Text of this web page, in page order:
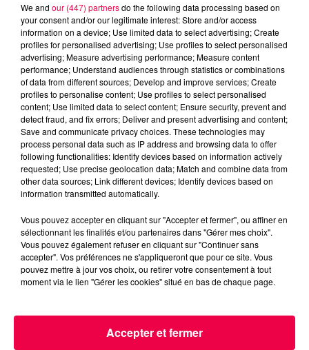
Flash infos
Crédit :Flash infos
podcasts/2022/02/2022-02-22-09-51-
16_20220222_CC.mp3
We and our (447) partnersdo the following data processing based on
your consent and/or our legitimate interest: Store and/or access
information on a device; Use limited data to select advertising; Create
profiles for personalised advertising; Use profiles to select personalised
advertising; Measure advertising performance; Measure content
performance; Understand audiences through statistics or combinations
of data from different sources; Develop and improve services; Create
profiles to personalise content; Use profiles to select personalised
content; Use limited data to select content; Ensure security, prevent and
detect fraud, and fix errors; Deliver and present advertising and content;
Save and communicate privacy choices. These technologies may
process personal data such as IP address and browsing data to offer
following functionalities: Identify devices based on information actively
requested; Use precise geolocation data; Match and combine data from
other data sources; Link different devices; Identify devices based on
information transmitted automatically.
Vous pouvez accepter en cliquant sur "Accepter et fermer", ou affiner en
sélectionnant les finalités et/ou partenaires dans "Gérer mes choix".
Vous pouvez également refuser en cliquant sur "Continuer sans
accepter". Vos préférences ne s'appliqueront que pour ce site. Vous
pouvez mettre à jour vos choix, ou retirer votre consentement à tout
moment via le lien "Gérer les cookies" situé en bas de chaque page.
Accepter et fermer